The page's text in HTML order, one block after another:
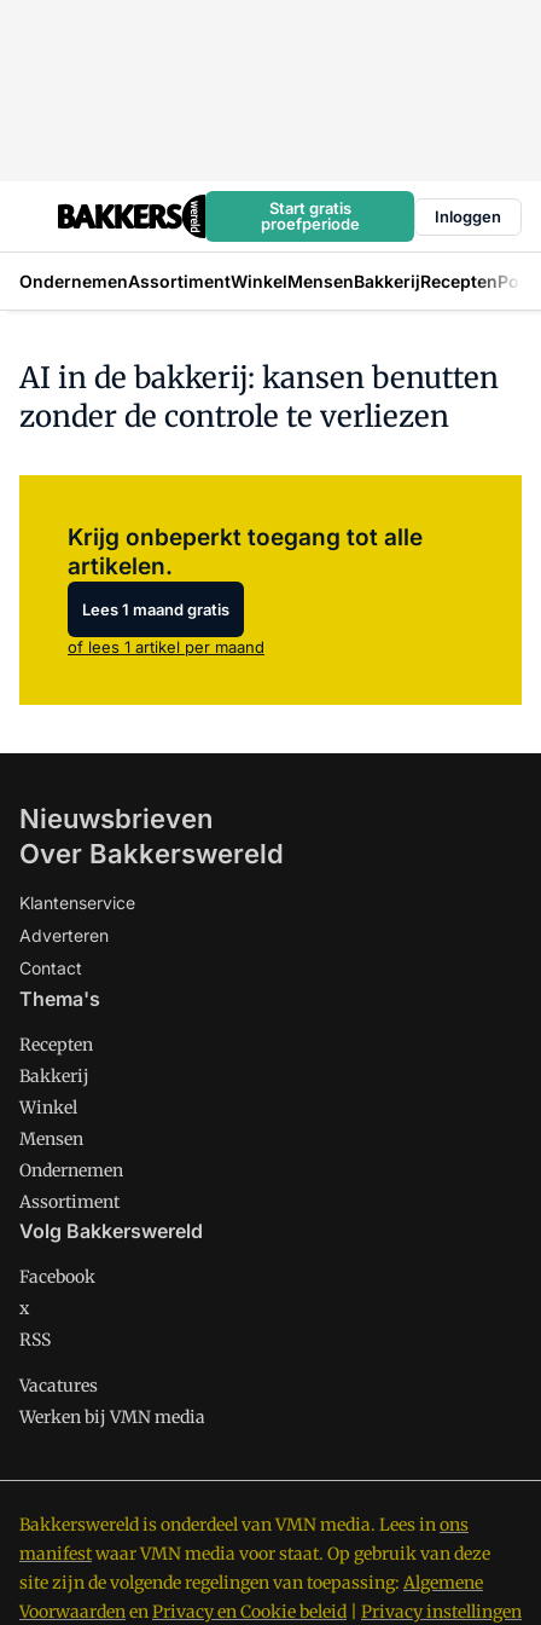
Start gratis
proefperiode
Inloggen
OndernemenAssortimentWinkelMensenBakkerijRecepten
AI in de bakkerij: kansen benutten
zonder de controle te verliezen
Krijg onbeperkt toegang tot alle
artikelen.
Lees 1 maand gratis
of lees 1 artikel per maand
Nieuwsbrieven
Over Bakkerswereld
Klantenservice
Adverteren
Contact
Thema's
Recepten
Bakkerij
Winkel
Mensen
Ondernemen
Assortiment
Volg Bakkerswereld
Facebook
x
RSS
Vacatures
Werken bij VMN media
Bakkerswereld is onderdeel van VMN media. Lees inons
manifestwaar VMN media voor staat. Op gebruik van deze
site zijn de volgende regelingen van toepassing: Algemene
VoorwaardenenPrivacy en Cookie beleid Privacy instellingen